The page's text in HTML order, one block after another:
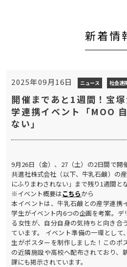
新着情
2025年09月16日 ニュース 社会連
開催まであと1週間！宝
学連携イベント「MOO
ない」
9月26日（金）、27（土）の2日間で開
共進社株式会社（以下、牛乳石鹸）の
にふりまわされない」まで残り1週間と
※イベント概要はこちらから
本イベントは、牛乳石鹸との産学連携
学生がイベント内6つの企画を考案。
る女性が、自分自身の気持ちと向き合
ています。 イベント準備の一環として
生がポスターを制作しました！このポ
の近隣施設や高校へ配布されており、
課にも掲示されています。